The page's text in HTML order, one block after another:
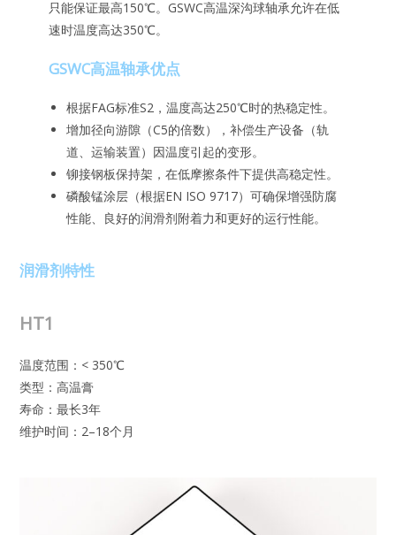
只能保证最高150℃。GSWC高温深沟球轴承允许在低
速时温度高达350℃。
GSWC高温轴承优点
根据FAG标准S2，温度高达250℃时的热稳定性。
增加径向游隙（C5的倍数），补偿生产设备（轨
道、运输装置）因温度引起的变形。
铆接钢板保持架，在低摩擦条件下提供高稳定性。
磷酸锰涂层（根据EN ISO 9717）可确保增强防腐
性能、良好的润滑剂附着力和更好的运行性能。
润滑剂特性
HT1
温度范围：< 350℃
类型：高温膏
寿命：最长3年
维护时间：2–18个月